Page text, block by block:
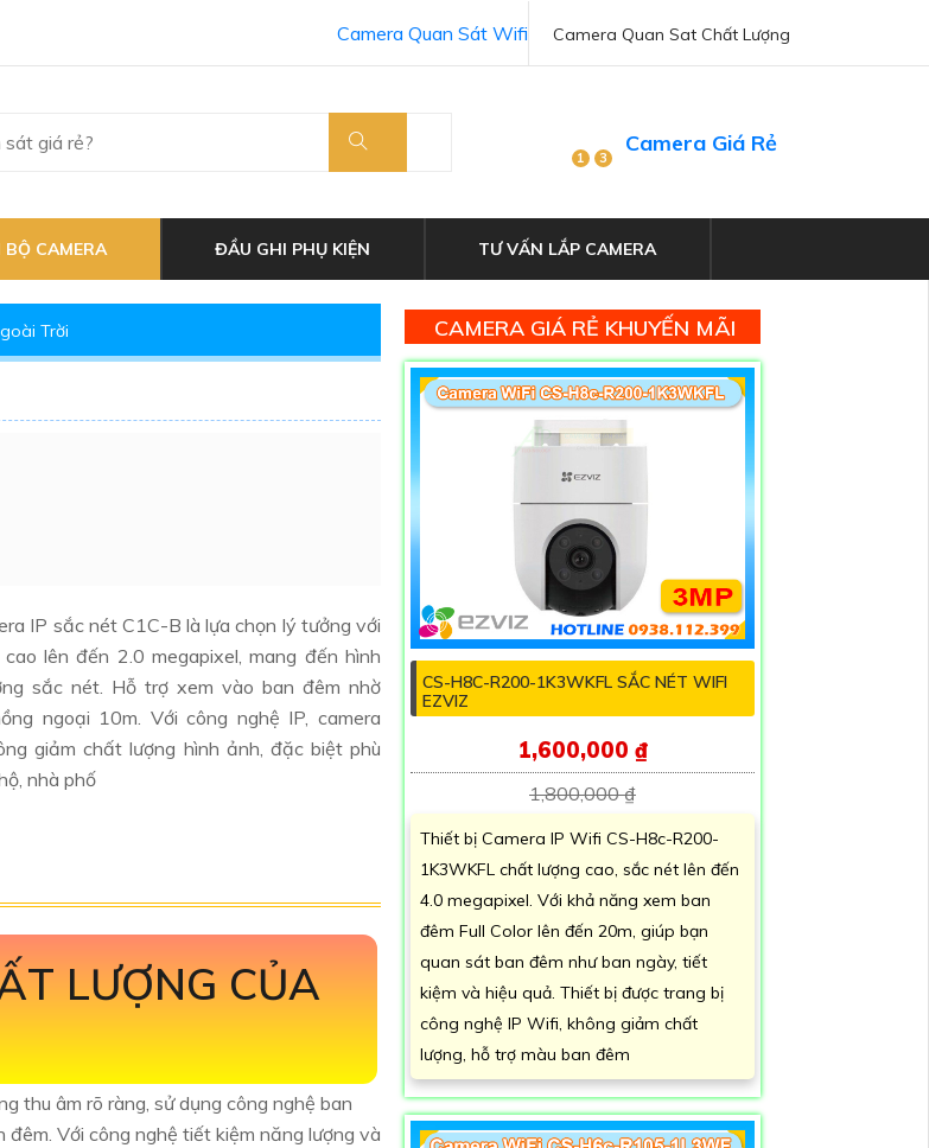
Camera Quan Sat Chất Lượng
Camera Quan Sát Wifi
1 3
Camera Giá Rẻ
CAMERA ĐẦU GHI PHỤ KIỆN TƯ VẤN LẮP CAMERA
Trời
IP sắc nét C1C-B là lựa chọn lý tưởng với
lên đến 2.0 megapixel, mang đến hình
sắc nét. Hỗ trợ xem vào ban đêm nhờ
ngoại 10m. Với công nghệ IP, camera
giảm chất lượng hình ảnh, đặc biệt phù
nhà phố
LƯỢNG CỦA
thu âm rõ ràng, sử dụng công nghệ ban
Với công nghệ tiết kiệm năng lượng và
CAMERA GIÁ RẺ KHUYẾN MÃI
CS-H8C-R200-1K3WKFL SẮC NÉT WIFI
EZVIZ
1,600,000 ₫
1,800,000 ₫
Thiết bị Camera IP Wifi CS-H8c-R200-
1K3WKFL chất lượng cao, sắc nét lên đến
4.0 megapixel. Với khả năng xem ban
đêm Full Color lên đến 20m, giúp bạn
quan sát ban đêm như ban ngày, tiết
kiệm và hiệu quả. Thiết bị được trang bị
công nghệ IP Wifi, không giảm chất
lượng, hỗ trợ màu ban đêm